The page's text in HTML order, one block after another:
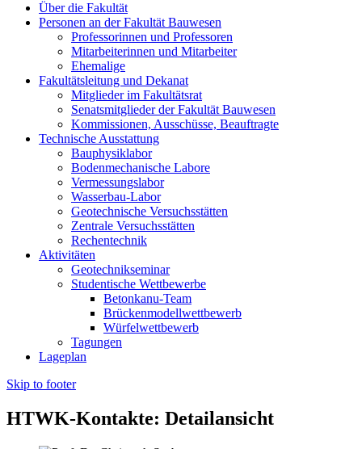
Über die Fakultät
Personen an der Fakultät Bauwesen
Professorinnen und Professoren
Mitarbeiterinnen und Mitarbeiter
Ehemalige
Fakultätsleitung und Dekanat
Mitglieder im Fakultätsrat
Senatsmitglieder der Fakultät Bauwesen
Kommissionen, Ausschüsse, Beauftragte
Technische Ausstattung
Bauphysiklabor
Bodenmechanische Labore
Vermessungslabor
Wasserbau-Labor
Geotechnische Versuchsstätten
Zentrale Versuchsstätten
Rechentechnik
Aktivitäten
Geotechnikseminar
Studentische Wettbewerbe
Betonkanu-Team
Brückenmodellwettbewerb
Würfelwettbewerb
Tagungen
Lageplan
Skip to footer
HTWK-Kontakte: Detailansicht